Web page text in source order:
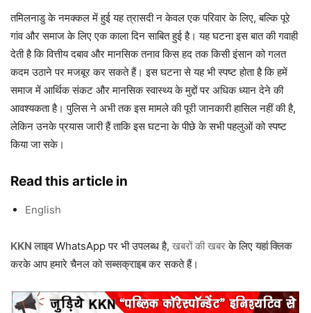
तमिलनाडु के नमक्कल में हुई यह त्रासदी न केवल एक परिवार के लिए, बल्कि पूरे
गांव और समाज के लिए एक काला दिन साबित हुई है। यह घटना इस बात की गवाही
देती है कि वित्तीय दबाव और मानसिक तनाव किस हद तक किसी इंसान को गलत
कदम उठाने पर मजबूर कर सकते हैं। इस घटना से यह भी स्पष्ट होता है कि हमें
समाज में आर्थिक संकट और मानसिक स्वास्थ्य के मुद्दों पर अधिक ध्यान देने की
आवश्यकता है। पुलिस ने अभी तक इस मामले की पूरी जानकारी हासिल नहीं की है,
लेकिन उनके प्रयास जारी हैं ताकि इस घटना के पीछे के सभी पहलुओं को स्पष्ट
किया जा सके।
Read this article in
English
KKN लाइवWhatsApp पर भी उपलब्ध है, खबरों की खबरके लिए यहां क्लिक
करके आप हमारे चैनल कोसब्सक्राइबकर सकते हैं।